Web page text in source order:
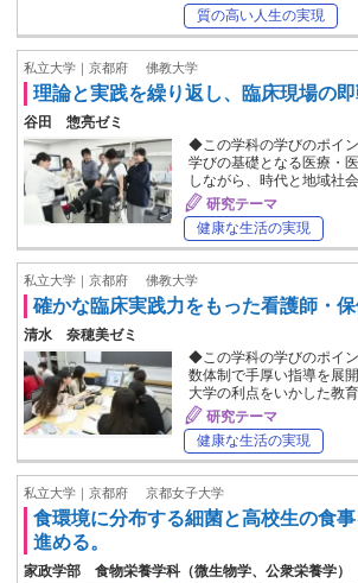
質の高い人生の実現
私立大学｜京都府 佛教大学
理論と実践を繰り返し、臨床現場の
谷田 惣亮ゼミ
◆この学科の学びのポイン
学びの基礎となる医療・
しながら、時代と地域社
研究テーマ
健康な生活の実現
私立大学｜京都府 佛教大学
確かな臨床実践力をもった看護師・
清水 奈穂美ゼミ
◆この学科の学びのポイ
数体制で手厚い指導を展
大学の利点をいかした教
研究テーマ
健康な生活の実現
私立大学｜京都府 京都女子大学
食環境に分布する細菌と高校生の食
進める。
家政学部 食物栄養学科（微生物学、公衆栄養学）